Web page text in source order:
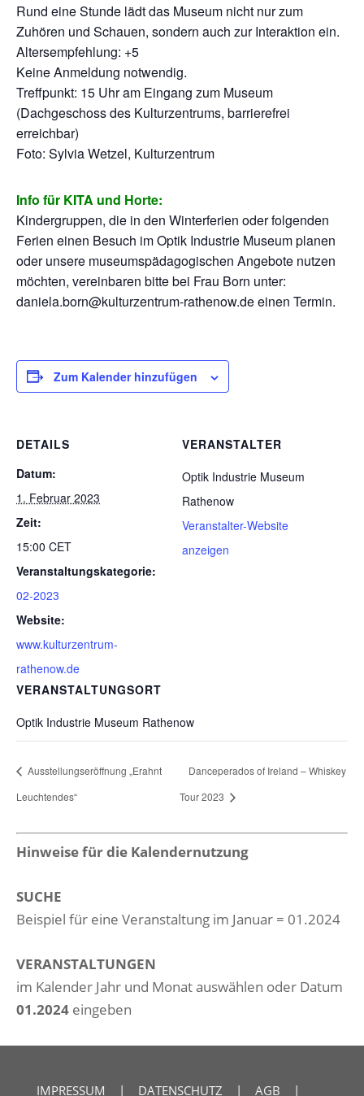
Rund eine Stunde lädt das Museum nicht nur zum
Zuhören und Schauen, sondern auch zur Interaktion ein.
Altersempfehlung: +5
Keine Anmeldung notwendig.
Treffpunkt: 15 Uhr am Eingang zum Museum
(Dachgeschoss des Kulturzentrums, barrierefrei
erreichbar)
Foto: Sylvia Wetzel, Kulturzentrum
Info für KITA und Horte:
Kindergruppen, die in den Winterferien oder folgenden
Ferien einen Besuch im Optik Industrie Museum planen
oder unsere museumspädagogischen Angebote nutzen
möchten, vereinbaren bitte bei Frau Born unter:
daniela.born@kulturzentrum-rathenow.de einen Termin.
Zum Kalender hinzufügen
DETAILS
Datum:
1. Februar 2023
Zeit:
15:00 CET
Veranstaltungskategorie:
02-2023
Website:
www.kulturzentrum-
rathenow.de
VERANSTALTUNGSORT
Optik Industrie Museum Rathenow
VERANSTALTER
Optik Industrie Museum
Rathenow
Veranstalter-Website
anzeigen
Ausstellungseröffnung „Erahnt
Leuchtendes“
Danceperados of Ireland – Whiskey
Tour 2023
Hinweise für die Kalendernutzung
SUCHE
Beispiel für eine Veranstaltung im Januar = 01.2024
VERANSTALTUNGEN
im Kalender Jahr und Monat auswählen oder Datum
01.2024 eingeben
IMPRESSUM | DATENSCHUTZ | AGB |